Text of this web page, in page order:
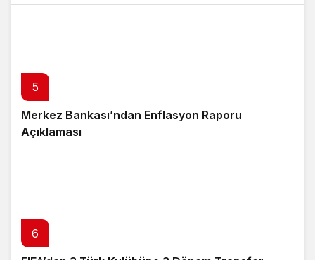
5
Merkez Bankası’ndan Enflasyon Raporu
Açıklaması
6